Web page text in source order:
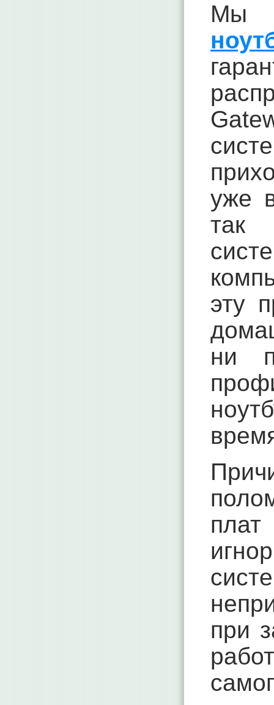
Мы
уже
так
эту
ни
при